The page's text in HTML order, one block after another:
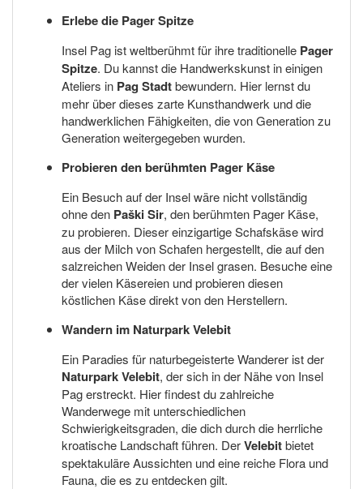
Erlebe die Pager Spitze
Insel Pag ist weltberühmt für ihre traditionelle Pager
Spitze. Du kannst die Handwerkskunst in einigen
Ateliers in Pag Stadtbewundern. Hier lernst du
mehr über dieses zarte Kunsthandwerk und die
handwerklichen Fähigkeiten, die von Generation zu
Generation weitergegeben wurden.
Probieren den berühmten Pager Käse
Ein Besuch auf der Insel wäre nicht vollständig
ohne den Paški Sir, den berühmten Pager Käse,
zu probieren. Dieser einzigartige Schafskäse wird
aus der Milch von Schafen hergestellt, die auf den
salzreichen Weiden der Insel grasen. Besuche eine
der vielen Käsereien und probieren diesen
köstlichen Käse direkt von den Herstellern.
Wandern im Naturpark Velebit
Ein Paradies für naturbegeisterte Wanderer ist der
Naturpark Velebit, der sich in der Nähe von Insel
Pag erstreckt. Hier findest du zahlreiche
Wanderwege mit unterschiedlichen
Schwierigkeitsgraden, die dich durch die herrliche
kroatische Landschaft führen. DerVelebitbietet
spektakuläre Aussichten und eine reiche Flora und
Fauna, die es zu entdecken gilt.